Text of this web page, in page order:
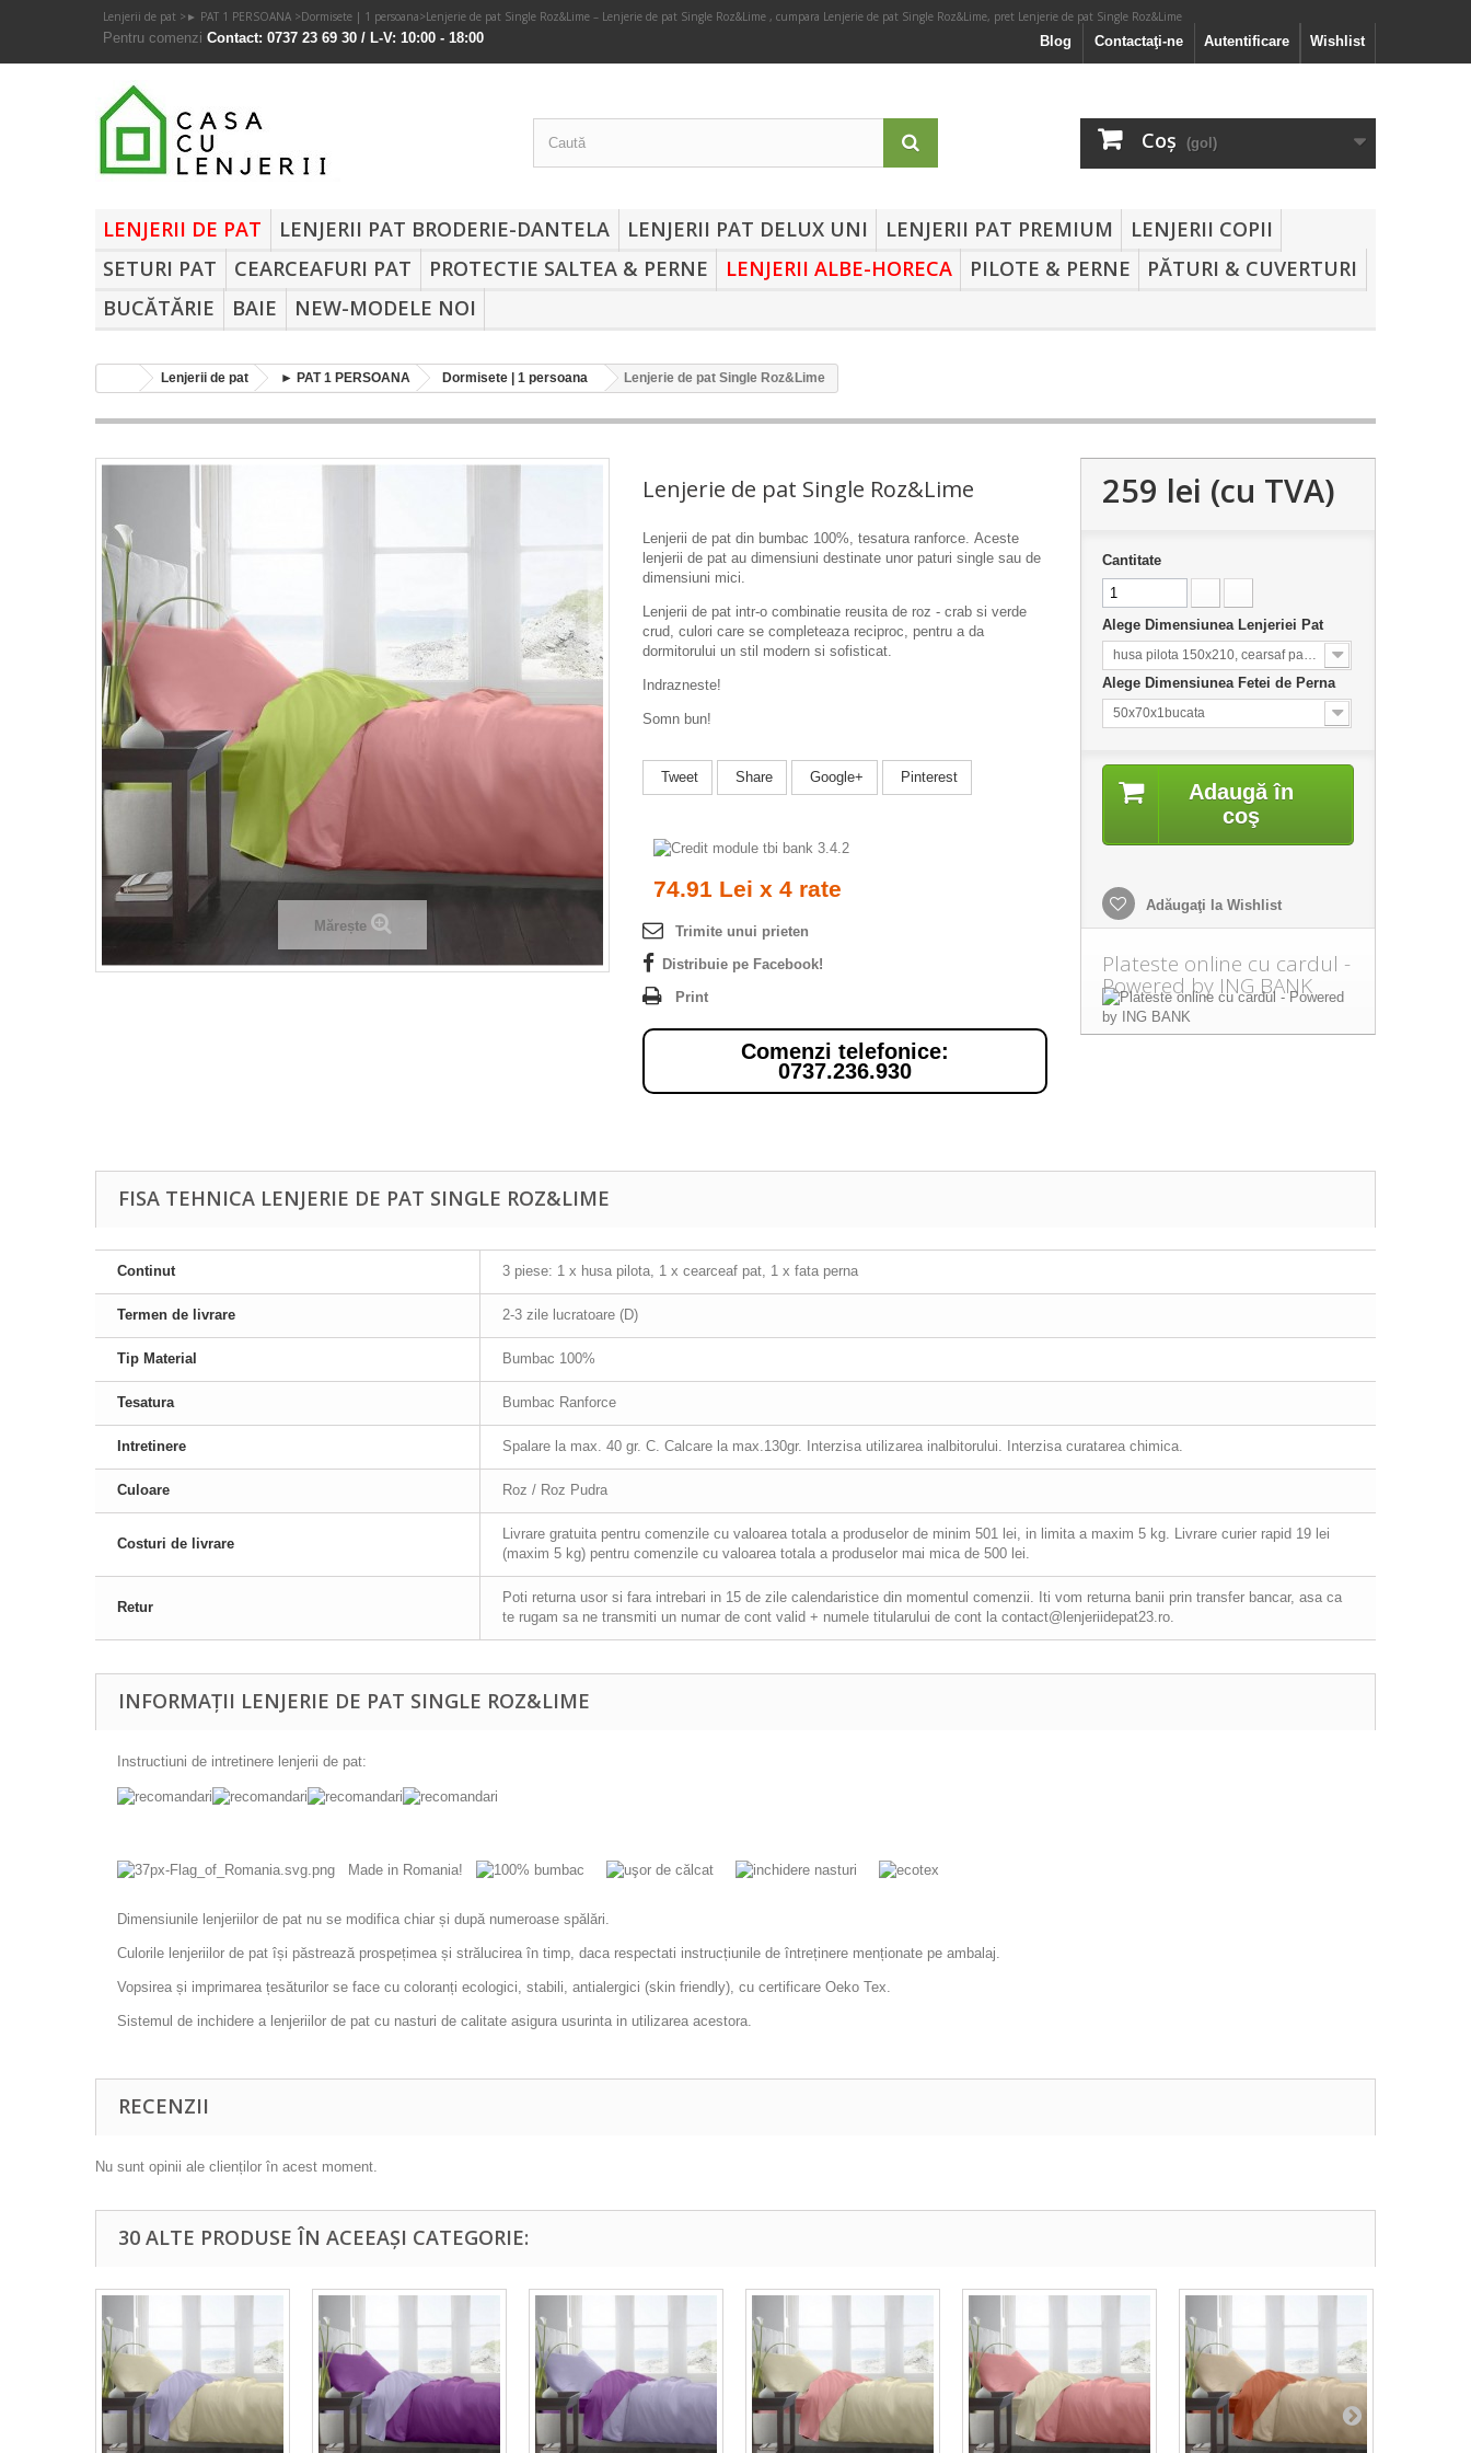
Lenjerii de pat > ► PAT 1 PERSOANA >Dormisete | 1 persoana>Lenjerie de pat Single Roz&Lime – Lenjerie de pat Single Roz&Lime , cumpara Lenjerie de pat Single Roz&Lime, pret Lenjerie de pat Single Roz&Lime
Wishlist
Autentificare
Contactaţi-ne
Pentru comenzi Contact: 0737 23 69 30 / L-V: 10:00 - 18:00 Blog
Coş (gol)
LENJERII DE PAT LENJERII PAT BRODERIE-DANTELA LENJERII PAT DELUX UNI LENJERII PAT PREMIUM
LENJERII COPII
SETURI PAT
CEARCEAFURI PAT PROTECTIE SALTEA & PERNE LENJERII ALBE-HORECA PILOTE & PERNE
PĂTURI & CUVERTURI
BUCĂTĂRIE
BAIE NEW-MODELE NOI
Lenjerii de pat ► PAT 1 PERSOANA Dormisete | 1 persoana Lenjerie de pat Single Roz&Lime
Mărește
Lenjerie de pat Single Roz&Lime
Lenjerii de pat din bumbac 100%, tesatura ranforce. Aceste
lenjerii de pat au dimensiuni destinate unor paturi single sau de
dimensiuni mici.
Lenjerii de pat intr-o combinatie reusita de roz - crab si verde
crud, culori care se completeaza reciproc, pentru a da
dormitorului un stil modern si sofisticat.
Indrazneste!
Somn bun!
Tweet Share Google+ Pinterest
74.91 Lei x 4 rate
Trimite unui prieten
Distribuie pe Facebook!
Print
Comenzi telefonice:
0737.236.930
259 lei (cu TVA)
Cantitate
Alege Dimensiunea Lenjeriei Pat
husa pilota 150x210, cearsaf pat 160x220
Alege Dimensiunea Fetei de Perna
50x70x1bucata
Adaugă în
coş
Adăugaţi la Wishlist
Plateste online cu cardul -
Powered by ING BANK
FISA TEHNICA LENJERIE DE PAT SINGLE ROZ&LIME
Continut 3 piese: 1 x husa pilota, 1 x cearceaf pat, 1 x fata perna
Termen de livrare 2-3 zile lucratoare (D)
Tip Material Bumbac 100%
Tesatura Bumbac Ranforce
Intretinere Spalare la max. 40 gr. C. Calcare la max.130gr. Interzisa utilizarea inalbitorului. Interzisa curatarea chimica.
Culoare Roz / Roz Pudra
Costuri de livrare
Livrare gratuita pentru comenzile cu valoarea totala a produselor de minim 501 lei, in limita a maxim 5 kg. Livrare curier rapid 19 lei
(maxim 5 kg) pentru comenzile cu valoarea totala a produselor mai mica de 500 lei.
Retur
Poti returna usor si fara intrebari in 15 de zile calendaristice din momentul comenzii. Iti vom returna banii prin transfer bancar, asa ca
te rugam sa ne transmiti un numar de cont valid + numele titularului de cont la contact@lenjeriidepat23.ro.
INFORMAȚII LENJERIE DE PAT SINGLE ROZ&LIME
Instructiuni de intretinere lenjerii de pat:
Made in Romania!
Dimensiunile lenjeriilor de pat nu se modifica chiar și după numeroase spălări.
Culorile lenjeriilor de pat își păstrează prospețimea și strălucirea în timp, daca respectati instrucțiunile de întreținere menționate pe ambalaj.
Vopsirea și imprimarea țesăturilor se face cu coloranți ecologici, stabili, antialergici (skin friendly), cu certificare Oeko Tex.
Sistemul de inchidere a lenjeriilor de pat cu nasturi de calitate asigura usurinta in utilizarea acestora.
RECENZII
Nu sunt opinii ale clienților în acest moment.
30 ALTE PRODUSE ÎN ACEEAȘI CATEGORIE: